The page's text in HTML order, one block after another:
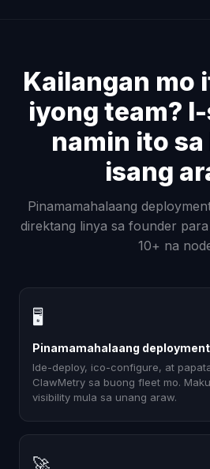
Kailangan mo
iyong team?
namin ito
isang
Pinamamahalaang
direktang linya sa founder
10+ na
🖥
Pinamamahalaang deployment
Ide-deploy, ico-configure, at
ClawMetry sa buong fleet mo.
visibility mula sa unang araw.
🚀